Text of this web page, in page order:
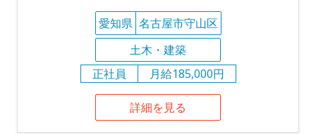
愛知県 名古屋市守山区
土木・建築
正社員
月給185,000円
詳細を見る